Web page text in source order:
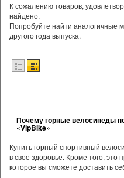
К сожалению товаров,
найдено.
Попробуйте найти аналогичные
другого года выпуска.
Почему горные велосипеды
«VipBike»
Купить горный спортивный
в свое здоровье. Кроме того, это
которое вы сможете доставить